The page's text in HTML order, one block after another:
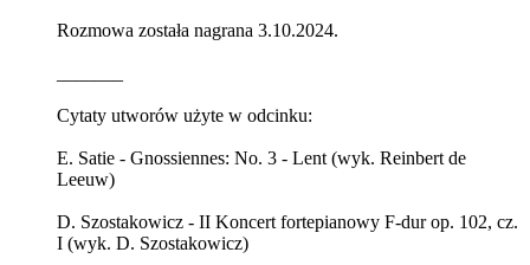
Rozmowa została nagrana 3.10.2024.
Cytaty utworów użyte w odcinku:
E. Satie - Gnossiennes: No. 3 - Lent (wyk. Reinbert de
Leeuw)
D. Szostakowicz - II Koncert fortepianowy F-dur op. 102, cz.
I (wyk. D. Szostakowicz)